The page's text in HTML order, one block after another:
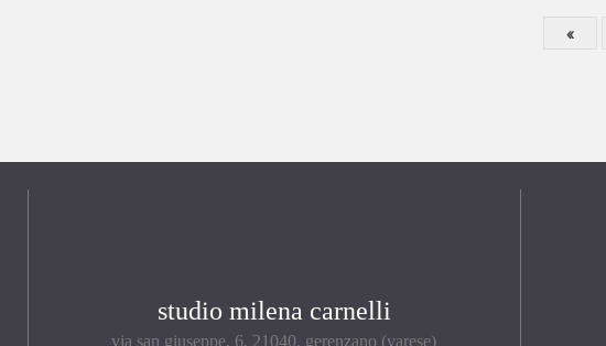
«
studio milena carnelli
via san giuseppe, 6, 21040, gerenzano (varese)